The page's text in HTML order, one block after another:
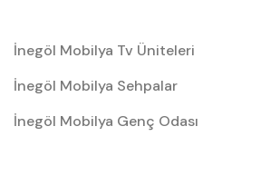
İnegöl Mobilya Tv Üniteleri
İnegöl Mobilya Sehpalar
İnegöl Mobilya Genç Odası